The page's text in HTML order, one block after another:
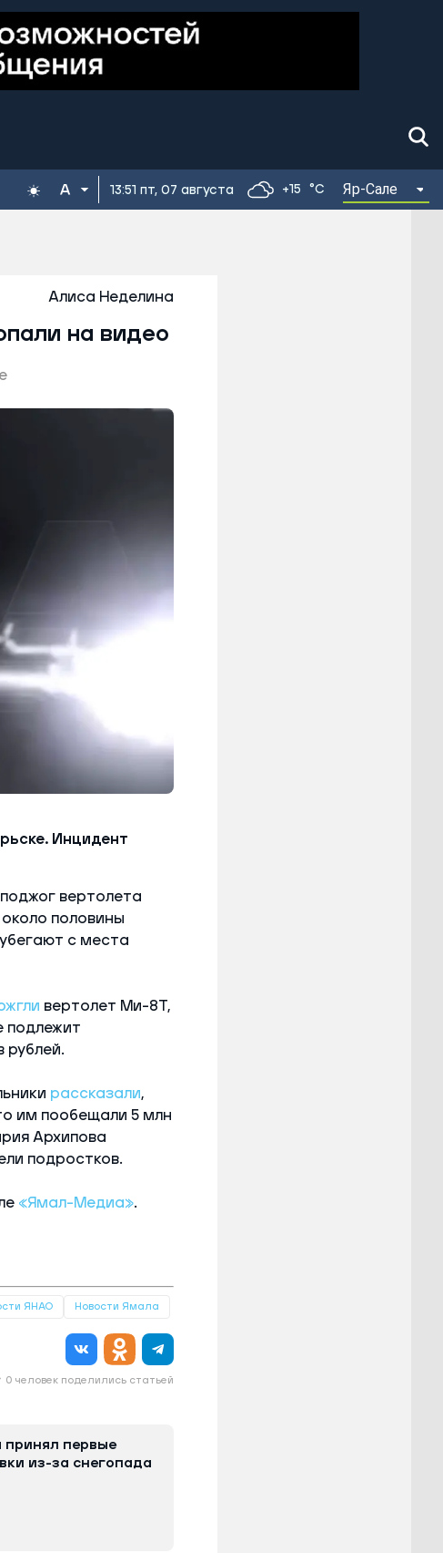
13:51 пт, 07 августа +15 °C Яр-Сале
Алиса Неделина
на видео
Инцидент
вертолета
половины
с места
вертолет Ми-8Т,
подлежит
рублей.
рассказали,
им пообещали 5 млн
Архипова
подростков.
«Ямал-Медиа».
ЯНАО Новости Ямала
0 человек поделились статьей
принял первые
из-за снегопада